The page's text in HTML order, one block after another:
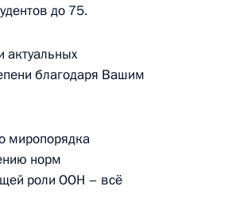
до 75.
актуальных
благодаря Вашим
миропорядка
норм
роли ООН – всё